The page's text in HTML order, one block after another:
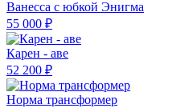
Ванесса с юбкой Энигма
55 000 ₽
Карен - аве
52 200 ₽
Норма трансформер